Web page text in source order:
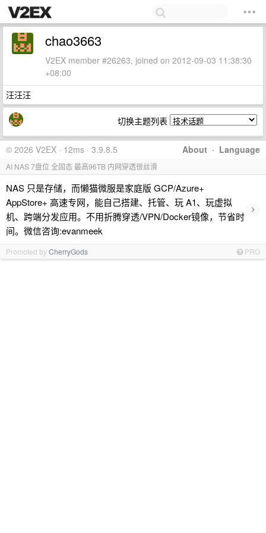
chao3663
V2EX member #26263, joined on 2012-09-03 11:38:30
+08:00
汪汪汪
切换主题列表
About · Language
© 2026 V2EX · 12ms · 3.9.8.5
AI NAS 7盘位 全固态 最高96TB 内网穿透很丝滑
NAS 只是存储，而懒猫微服是家庭版 GCP/Azure+
AppStore+ 高速专网，能自己搭建、托管、玩 A1、玩虚拟
机、跨端分发应用。不用折腾穿透/VPN/Docker镜像，节省时
间。微信咨询:evanmeek
›
Promoted byCherryGods PRO